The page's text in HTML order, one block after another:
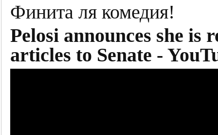
Финита ля комедия!
Pelosi announces she is
articles to Senate -